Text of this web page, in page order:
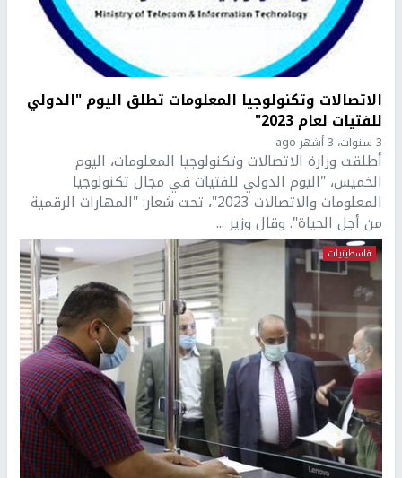
الاتصالات وتكنولوجيا المعلومات تطلق اليوم "الدولي
للفتيات لعام 2023"
3 سنوات، 3 أشهر ago
أطلقت وزارة الاتصالات وتكنولوجيا المعلومات، اليوم
الخميس، "اليوم الدولي للفتيات في مجال تكنولوجيا
المعلومات والاتصالات 2023"، تحت شعار: "المهارات الرقمية
من أجل الحياة". وقال وزير ...
فلسطينيات